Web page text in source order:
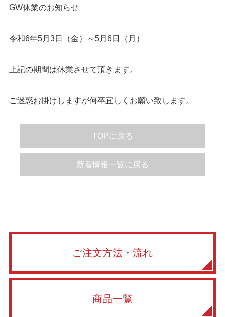
GW休業のお知らせ
令和6年5月3日（金）～5月6日（月）
上記の期間は休業させて頂きます。
ご迷惑お掛けしますが何卒宜しくお願い致します。
TOPに戻る
新着情報一覧に戻る
ご注文方法・流れ
商品一覧